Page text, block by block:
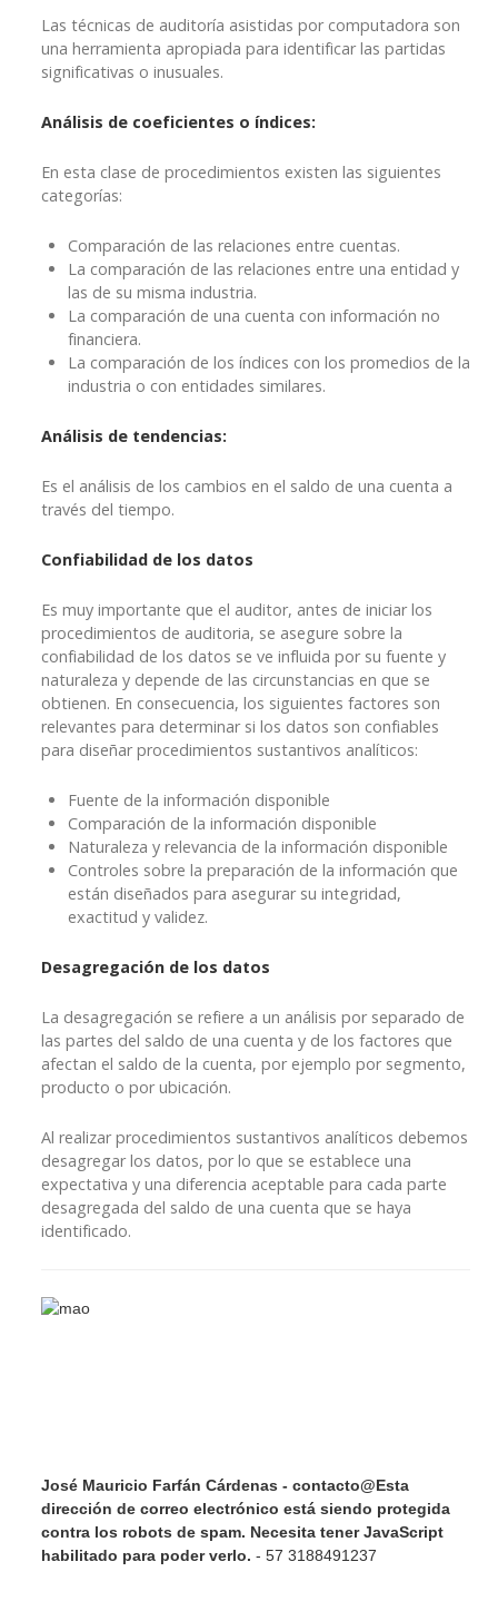
Las técnicas de auditoría asistidas por computadora son
una herramienta apropiada para identificar las partidas
significativas o inusuales.
Análisis de coeficientes o índices:
En esta clase de procedimientos existen las siguientes
categorías:
Comparación de las relaciones entre cuentas.
La comparación de las relaciones entre una entidad y
las de su misma industria.
La comparación de una cuenta con información no
financiera.
La comparación de los índices con los promedios de la
industria o con entidades similares.
Análisis de tendencias:
Es el análisis de los cambios en el saldo de una cuenta a
través del tiempo.
Confiabilidad de los datos
Es muy importante que el auditor, antes de iniciar los
procedimientos de auditoria, se asegure sobre la
confiabilidad de los datos se ve influida por su fuente y
naturaleza y depende de las circunstancias en que se
obtienen. En consecuencia, los siguientes factores son
relevantes para determinar si los datos son confiables
para diseñar procedimientos sustantivos analíticos:
Fuente de la información disponible
Comparación de la información disponible
Naturaleza y relevancia de la información disponible
Controles sobre la preparación de la información que
están diseñados para asegurar su integridad,
exactitud y validez.
Desagregación de los datos
La desagregación se refiere a un análisis por separado de
las partes del saldo de una cuenta y de los factores que
afectan el saldo de la cuenta, por ejemplo por segmento,
producto o por ubicación.
Al realizar procedimientos sustantivos analíticos debemos
desagregar los datos, por lo que se establece una
expectativa y una diferencia aceptable para cada parte
desagregada del saldo de una cuenta que se haya
identificado.
José Mauricio Farfán Cárdenas - contacto@Esta
dirección de correo electrónico está siendo protegida
contra los robots de spam. Necesita tener JavaScript
habilitado para poder verlo. - 57 3188491237